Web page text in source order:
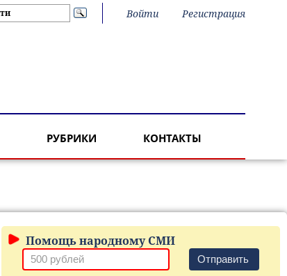
Войти Регистрация
РУБРИКИ КОНТАКТЫ
Помощь народному СМИ
Отправить